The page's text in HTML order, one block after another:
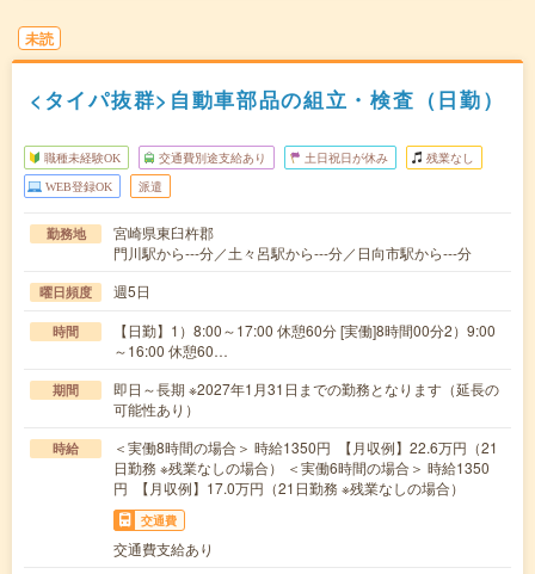
未読
<タイパ抜群>自動車部品の組立・検査（日勤）
職種未経験OK 交通費別途支給あり 土日祝日が休み 残業なし
WEB登録OK 派遣
勤務地
宮崎県東臼杵郡
門川駅から---分／土々呂駅から---分／日向市駅から---分
曜日頻度 週5日
時間
【日勤】1）8:00～17:00 休憩60分 [実働]8時間00分2）9:00
～16:00 休憩60…
期間
即日～長期 ※2027年1月31日までの勤務となります（延長の
可能性あり）
時給
＜実働8時間の場合＞ 時給1350円 【月収例】22.6万円（21
日勤務 ※残業なしの場合） ＜実働6時間の場合＞ 時給1350
円 【月収例】17.0万円（21日勤務 ※残業なしの場合）
交通費
交通費支給あり